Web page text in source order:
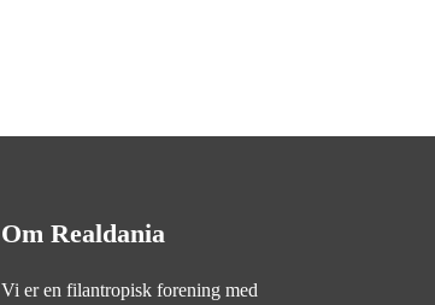
Om Realdania
Vi er en filantropisk forening med